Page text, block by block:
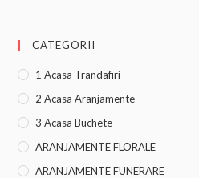
CATEGORII
1 Acasa Trandafiri
2 Acasa Aranjamente
3 Acasa Buchete
ARANJAMENTE FLORALE
ARANJAMENTE FUNERARE